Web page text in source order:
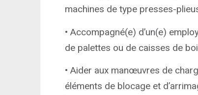
machines de type presses-
• Accompagné(e) d’un(e)
de palettes ou de caisses de
• Aider aux manœuvres de
éléments de blocage et